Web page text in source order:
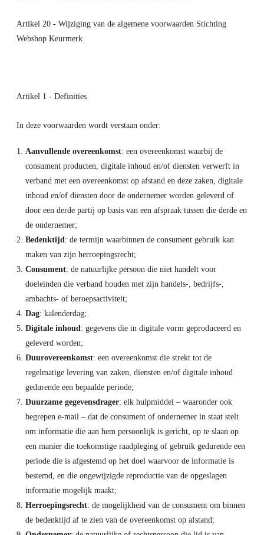
Artikel 20 - Wijziging van de algemene voorwaarden Stichting
Webshop Keurmerk
Artikel 1 - Definities
In deze voorwaarden wordt verstaan onder:
Aanvullende overeenkomst: een overeenkomst waarbij de
consument producten, digitale inhoud en/of diensten verwerft in
verband met een overeenkomst op afstand en deze zaken, digitale
inhoud en/of diensten door de ondernemer worden geleverd of
door een derde partij op basis van een afspraak tussen die derde en
de ondernemer;
Bedenktijd: de termijn waarbinnen de consument gebruik kan
maken van zijn herroepingsrecht;
Consument: de natuurlijke persoon die niet handelt voor
doeleinden die verband houden met zijn handels-, bedrijfs-,
ambachts- of beroepsactiviteit;
Dag: kalenderdag;
Digitale inhoud: gegevens die in digitale vorm geproduceerd en
geleverd worden;
Duurovereenkomst: een overeenkomst die strekt tot de
regelmatige levering van zaken, diensten en/of digitale inhoud
gedurende een bepaalde periode;
Duurzame gegevensdrager: elk hulpmiddel – waaronder ook
begrepen e-mail – dat de consument of ondernemer in staat stelt
om informatie die aan hem persoonlijk is gericht, op te slaan op
een manier die toekomstige raadpleging of gebruik gedurende een
periode die is afgestemd op het doel waarvoor de informatie is
bestemd, en die ongewijzigde reproductie van de opgeslagen
informatie mogelijk maakt;
Herroepingsrecht: de mogelijkheid van de consument om binnen
de bedenktijd af te zien van de overeenkomst op afstand;